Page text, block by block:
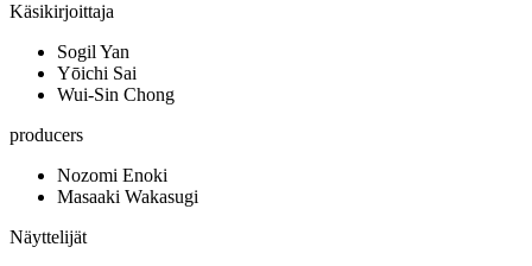
Käsikirjoittaja
Sogil Yan
Yōichi Sai
Wui-Sin Chong
producers
Nozomi Enoki
Masaaki Wakasugi
Näyttelijät